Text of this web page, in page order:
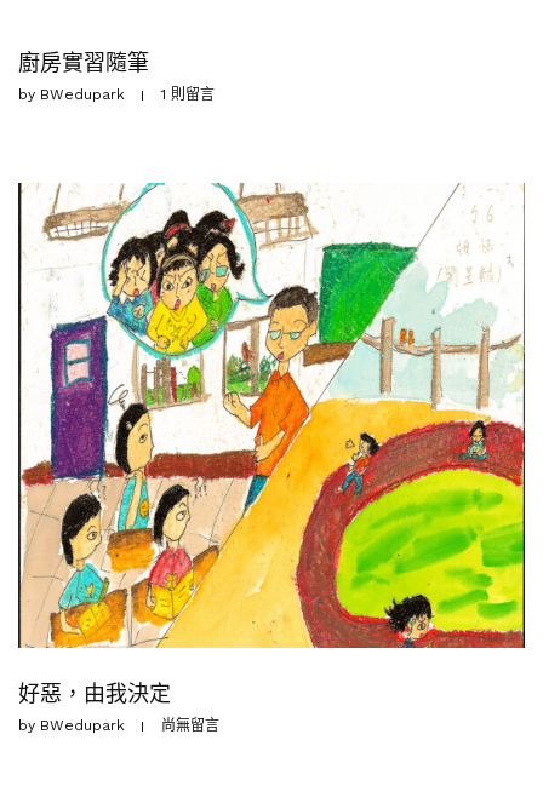
廚房實習隨筆
by BWedupark 1 則留言
好惡，由我決定
by BWedupark 尚無留言